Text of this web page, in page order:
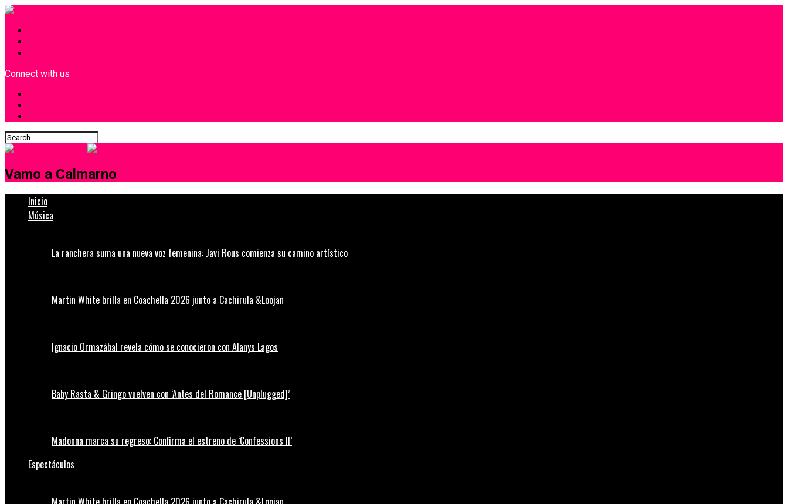
Connect with us
Vamo a Calmarno
Inicio
Música
La ranchera suma una nueva voz femenina: Javi Rous comienza su camino artístico
Martin White brilla en Coachella 2026 junto a Cachirula &Loojan
Ignacio Ormazábal revela cómo se conocieron con Alanys Lagos
Baby Rasta & Gringo vuelven con ‘Antes del Romance [Unplugged]’
Madonna marca su regreso: Confirma el estreno de ‘Confessions II’
Espectáculos